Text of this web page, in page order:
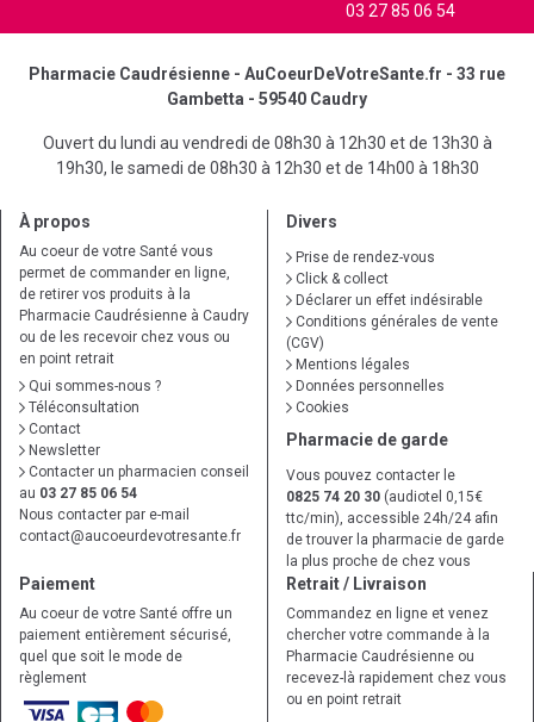
03 27 85 06 54
Pharmacie Caudrésienne - AuCoeurDeVotreSante.fr - 33 rue
Gambetta - 59540 Caudry
Ouvert du lundi au vendredi de 08h30 à 12h30 et de 13h30 à
19h30, le samedi de 08h30 à 12h30 et de 14h00 à 18h30
À propos
Au coeur de votre Santé vous
permet de commander en ligne,
de retirer vos produits à la
Pharmacie Caudrésienne à Caudry
ou de les recevoir chez vous ou
en point retrait
Qui sommes-nous ?
Téléconsultation
Contact
Newsletter
Contacter un pharmacien conseil
au 03 27 85 06 54
Nous contacter par e-mail
contact@aucoeurdevotresante.fr
Divers
Prise de rendez-vous
Click & collect
Déclarer un effet indésirable
Conditions générales de vente
(CGV)
Mentions légales
Données personnelles
Cookies
Pharmacie de garde
Vous pouvez contacter le
0825 74 20 30 (audiotel 0,15€
ttc/min), accessible 24h/24 afin
de trouver la pharmacie de garde
la plus proche de chez vous
Paiement
Au coeur de votre Santé offre un
paiement entièrement sécurisé,
quel que soit le mode de
règlement
Retrait / Livraison
Commandez en ligne et venez
chercher votre commande à la
Pharmacie Caudrésienne ou
recevez-là rapidement chez vous
ou en point retrait